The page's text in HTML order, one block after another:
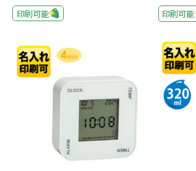
印刷可能
印刷可能